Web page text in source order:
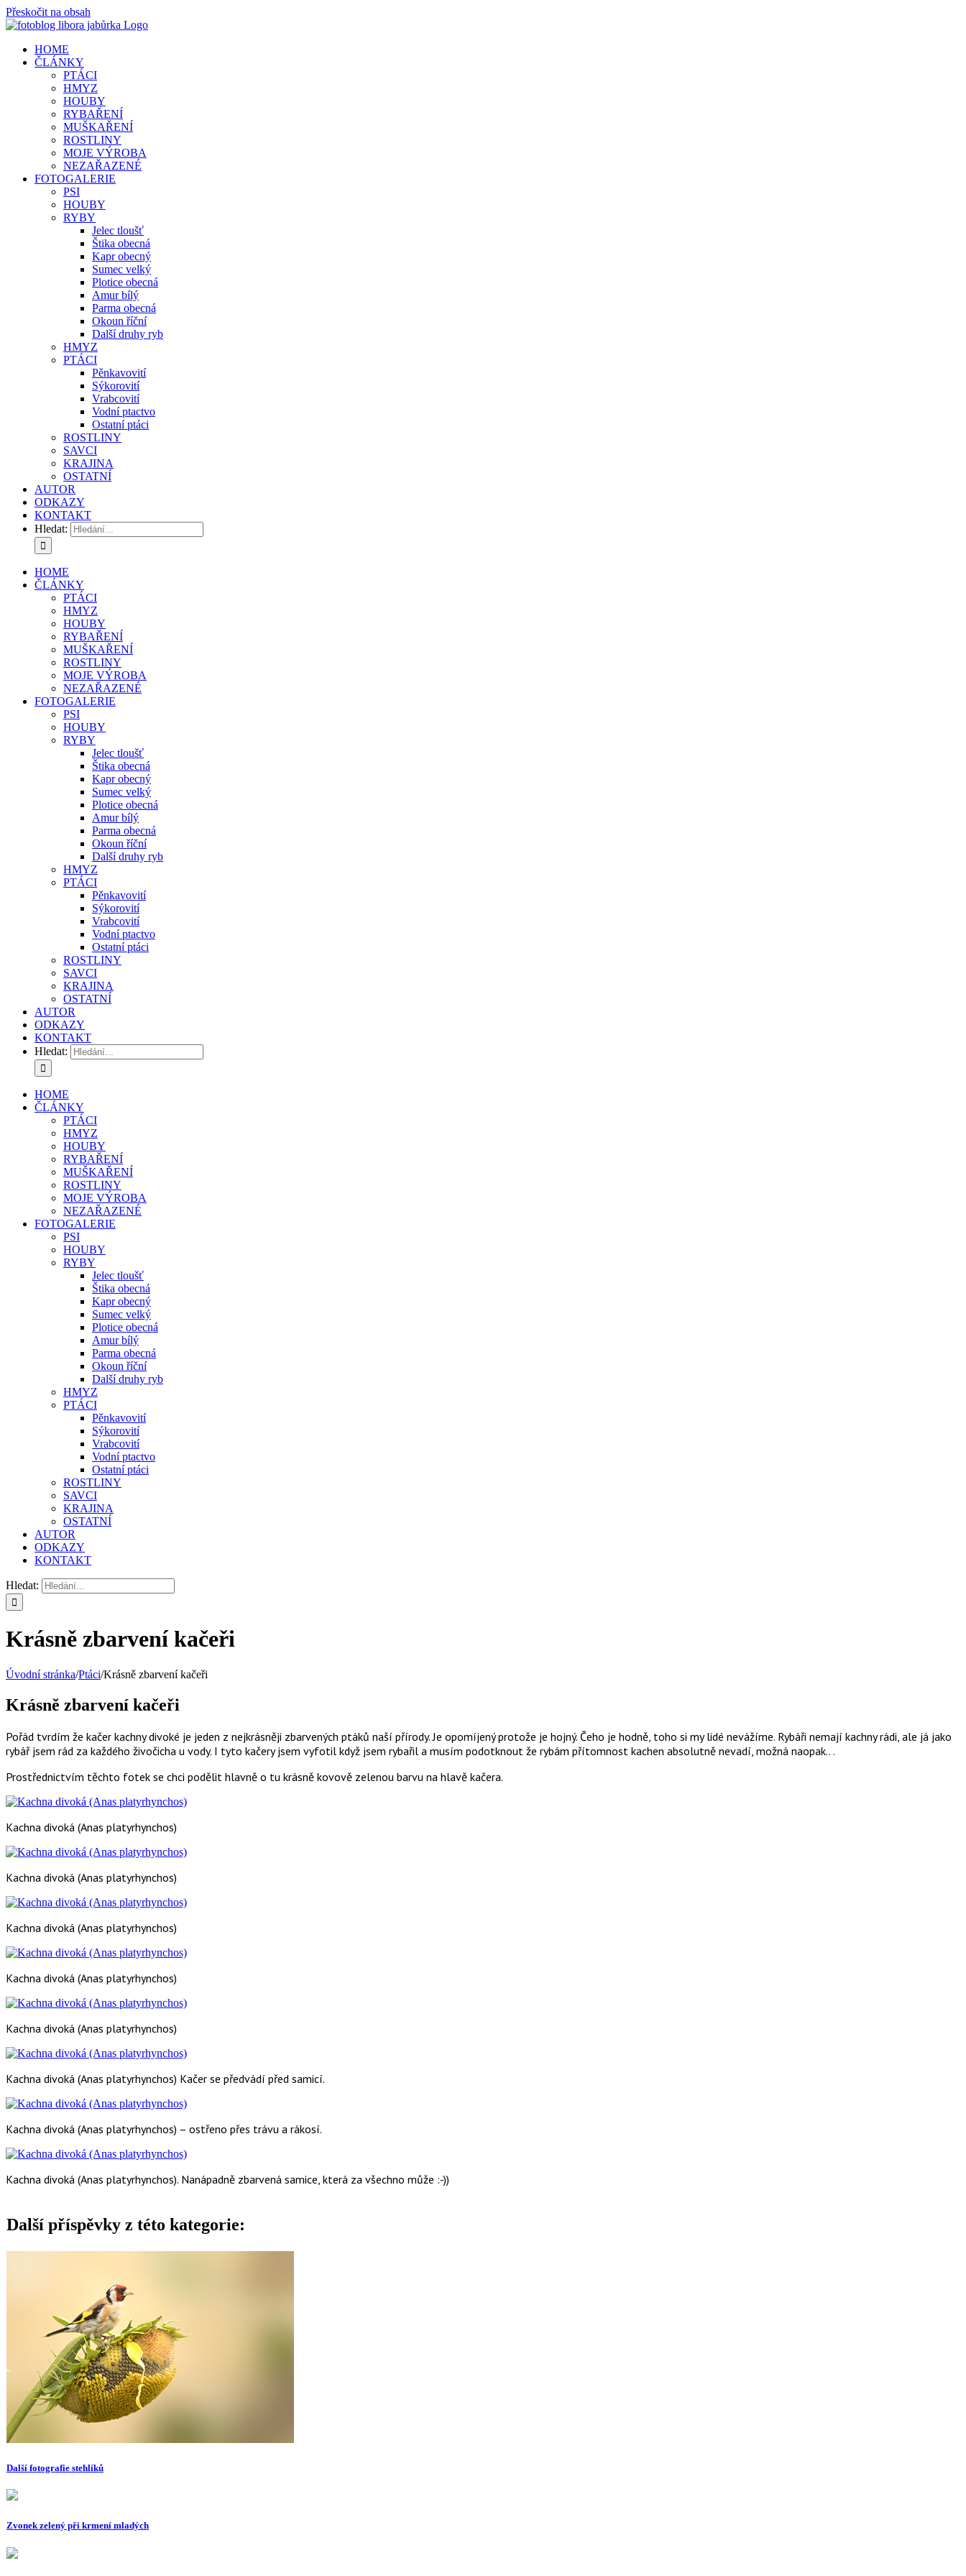
Přeskočit na obsah
HOME
ČLÁNKY
PTÁCI
HMYZ
HOUBY
RYBAŘENÍ
MUŠKAŘENÍ
ROSTLINY
MOJE VÝROBA
NEZAŘAZENÉ
FOTOGALERIE
PSI
HOUBY
RYBY
Jelec tloušť
Štika obecná
Kapr obecný
Sumec velký
Plotice obecná
Amur bílý
Parma obecná
Okoun říční
Další druhy ryb
HMYZ
PTÁCI
Pěnkavovití
Sýkorovití
Vrabcovití
Vodní ptactvo
Ostatní ptáci
ROSTLINY
SAVCI
KRAJINA
OSTATNÍ
AUTOR
ODKAZY
KONTAKT
Hledat:
HOME
ČLÁNKY
PTÁCI
HMYZ
HOUBY
RYBAŘENÍ
MUŠKAŘENÍ
ROSTLINY
MOJE VÝROBA
NEZAŘAZENÉ
FOTOGALERIE
PSI
HOUBY
RYBY
Jelec tloušť
Štika obecná
Kapr obecný
Sumec velký
Plotice obecná
Amur bílý
Parma obecná
Okoun říční
Další druhy ryb
HMYZ
PTÁCI
Pěnkavovití
Sýkorovití
Vrabcovití
Vodní ptactvo
Ostatní ptáci
ROSTLINY
SAVCI
KRAJINA
OSTATNÍ
AUTOR
ODKAZY
KONTAKT
Hledat:
HOME
ČLÁNKY
PTÁCI
HMYZ
HOUBY
RYBAŘENÍ
MUŠKAŘENÍ
ROSTLINY
MOJE VÝROBA
NEZAŘAZENÉ
FOTOGALERIE
PSI
HOUBY
RYBY
Jelec tloušť
Štika obecná
Kapr obecný
Sumec velký
Plotice obecná
Amur bílý
Parma obecná
Okoun říční
Další druhy ryb
HMYZ
PTÁCI
Pěnkavovití
Sýkorovití
Vrabcovití
Vodní ptactvo
Ostatní ptáci
ROSTLINY
SAVCI
KRAJINA
OSTATNÍ
AUTOR
ODKAZY
KONTAKT
Hledat:
Krásně zbarvení kačeři
Úvodní stránka/Ptáci/Krásně zbarvení kačeři
Krásně zbarvení kačeři
Pořád tvrdím že kačer kachny divoké je jeden z nejkrásněji zbarvených ptáků naší přírody. Je opomíjený protože je hojný. Čeho je hodně, toho si my lidé nevážíme. Rybáři nemají kachny rádi, ale já jako
rybář jsem rád za každého živočicha u vody. I tyto kačery jsem vyfotil když jsem rybařil a musím podotknout že rybám přítomnost kachen absolutně nevadí, možná naopak.. .
Prostřednictvím těchto fotek se chci podělit hlavně o tu krásně kovově zelenou barvu na hlavě kačera.
Kachna divoká (Anas platyrhynchos)
Kachna divoká (Anas platyrhynchos)
Kachna divoká (Anas platyrhynchos)
Kachna divoká (Anas platyrhynchos)
Kachna divoká (Anas platyrhynchos)
Kachna divoká (Anas platyrhynchos) Kačer se předvádí před samicí.
Kachna divoká (Anas platyrhynchos) – ostřeno přes trávu a rákosí.
Kachna divoká (Anas platyrhynchos). Nanápadně zbarvená samice, která za všechno může :-))
Další příspěvky z této kategorie:
Další fotografie stehlíků
Zvonek zelený při krmení mladých